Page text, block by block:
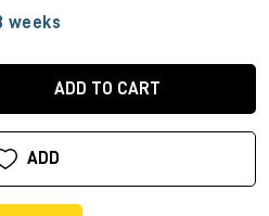
weeks
ADD TO CART
ADD